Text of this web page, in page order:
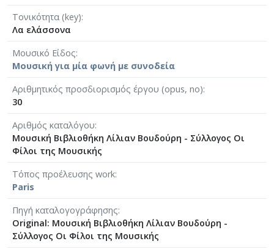
Τονικότητα (key)
Λα ελάσσονα
Μουσικό Είδος
Μουσική για μία φωνή με συνοδεία
Αριθμητικός προσδιορισμός έργου (opus, no)
30
Αριθμός καταλόγου
Μουσική Βιβλιοθήκη Λίλιαν Βουδούρη - Σύλλογος Οι
Φίλοι της Μουσικής
Τόπος προέλευσης work
Paris
Πηγή καταλογογράφησης
Original: Μουσική Βιβλιοθήκη Λίλιαν Βουδούρη -
Σύλλογος Οι Φίλοι της Μουσικής